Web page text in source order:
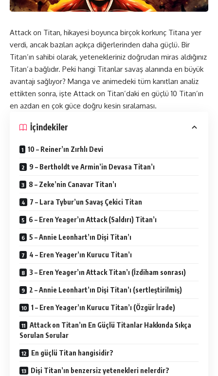
Attack on Titan, hikayesi boyunca birçok korkunç Titana yer
verdi, ancak bazıları açıkça diğerlerinden daha güçlü. Bir
Titan’ın sahibi olarak, yetenekleriniz doğrudan miras aldığınız
Titan’a bağlıdır. Peki hangi Titanlar savaş alanında en büyük
avantajı sağlıyor? Manga ve animedeki tüm kanıtları analiz
ettikten sonra, işte Attack on Titan’daki en güçlü 10 Titan’ın
en azdan en çok güce doğru kesin sıralaması.
İçindekiler
10 – Reiner’ın Zırhlı Devi
9 – Bertholdt ve Armin’in Devasa Titan’ı
8 – Zeke’nin Canavar Titan’ı
7 – Lara Tybur’un Savaş Çekici Titan
6 – Eren Yeager’ın Attack (Saldırı) Titan’ı
5 – Annie Leonhart’ın Dişi Titan’ı
4 – Eren Yeager’ın Kurucu Titan’ı
3 – Eren Yeager’ın Attack Titan’ı (İzdiham sonrası)
2 – Annie Leonhart’ın Dişi Titan’ı (sertleştirilmiş)
1 – Eren Yeager’ın Kurucu Titan’ı (Özgür İrade)
Attack on Titan’ın En Güçlü Titanlar Hakkında Sıkça
Sorulan Sorular
En güçlü Titan hangisidir?
Dişi Titan’ın benzersiz yetenekleri nelerdir?